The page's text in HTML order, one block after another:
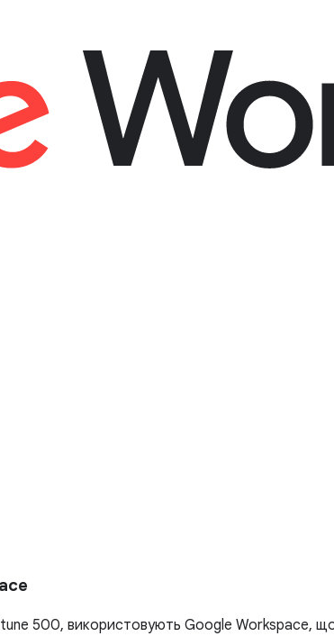
500, використовують Google Workspace,